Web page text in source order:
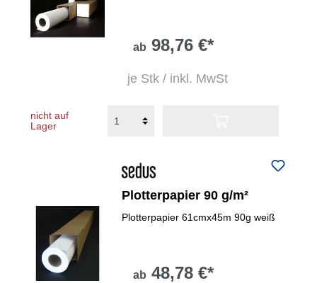
ab 98,76 €*
je Stk / inkl. MwSt
nicht auf
Lager
Plotterpapier 90 g/m²
Plotterpapier 61cmx45m 90g weiß
ab 48,78 €*